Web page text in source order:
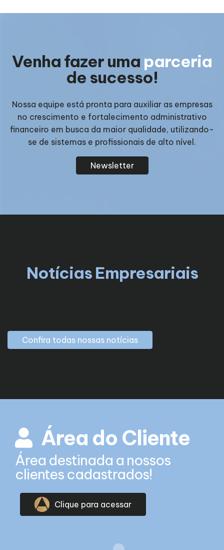
Venha fazer uma parceria
de sucesso!
Nossa equipe está pronta para auxiliar as empresas
no crescimento e fortalecimento administrativo
financeiro em busca da maior qualidade, utilizando-
se de sistemas e profissionais de alto nível.
Newsletter
Notícias Empresariais
Confira todas nossas notícias
Área do Cliente
Área destinada a nossos
clientes cadastrados!
Clique para acessar